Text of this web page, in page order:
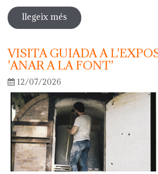
llegeix més sobre 76ª festa del
VISITA GUIADA A
'ANAR A LA FONT'
12/07/2026